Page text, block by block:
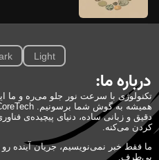
Light
درباره ما:
تکنولوژی با سرعت نور جلو می‌ره و ما
دقیق و زبانی ساده، دنیای پیچیده‌ی
کردن می‌کنه.
ما فقط خبر نمی‌نویسیم، جریان آینده
بی‌طرف.